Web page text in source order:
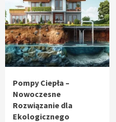
Pompy Ciepła –
Nowoczesne
Rozwiązanie dla
Ekologicznego